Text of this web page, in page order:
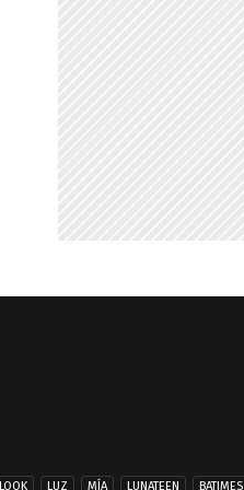
LOOK LUZ MÍA LUNATEEN BATIMES